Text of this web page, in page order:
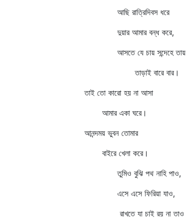
আছি রাত্রিদিবস ধরে
দুয়ার আমার বন্ধ করে,
আসতে যে চায় সন্দেহে তায়
তাড়াই বারে বার।
তাই তো কারো হয় না আসা
আমার একা ঘরে।
আনন্দময় ভুবন তোমার
বাইরে খেলা করে।
তুমিও বুঝি পথ নাহি পাও,
এসে এসে ফিরিয়া যাও,
রাখতে যা চাই রয় না তাও